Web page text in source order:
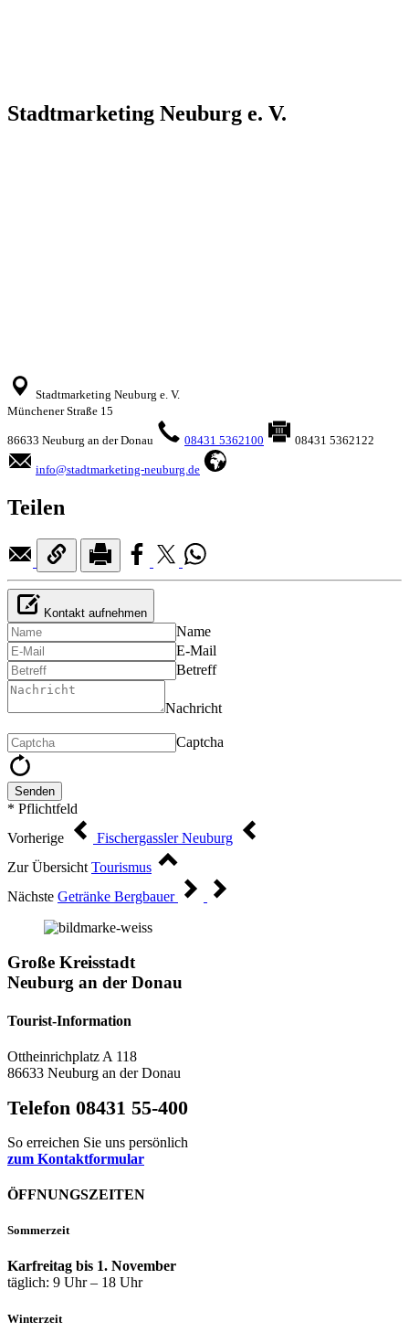
Stadtmarketing Neuburg e. V.
Stadtmarketing Neuburg e. V.
Münchener Straße 15
86633 Neuburg an der Donau 08431 5362100 08431 5362122
info@stadtmarketing-neuburg.de
Teilen
Kontakt aufnehmen
Name
E-Mail
Betreff
Nachricht
Captcha
Senden
* Pflichtfeld
Vorherige
Fischergassler Neuburg
Zur Übersicht Tourismus
Nächste Getränke Bergbauer
Große Kreisstadt
Neuburg an der Donau
Tourist-Information
Ottheinrichplatz A 118
86633 Neuburg an der Donau
Telefon 08431 55-400
So erreichen Sie uns persönlich
zum Kontaktformular
ÖFFNUNGSZEITEN
Sommerzeit
Karfreitag bis 1. November
täglich: 9 Uhr – 18 Uhr
Winterzeit